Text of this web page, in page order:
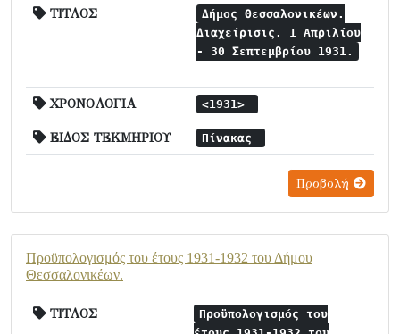
ΤΙΤΛΟΣ
Δήμος Θεσσαλονικέων.
Διαχείρισις. 1 Απριλίου
- 30 Σεπτεμβρίου 1931.
ΧΡΟΝΟΛΟΓΙΑ <1931>
ΕΙΔΟΣ ΤΕΚΜΗΡΙΟΥ Πίνακας
Προβολή
Προϋπολογισμός του έτους 1931-1932 του Δήμου
Θεσσαλονικέων.
ΤΙΤΛΟΣ
Προϋπολογισμός του